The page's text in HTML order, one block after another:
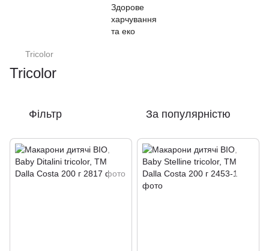
Tricolor
Tricolor
Фільтр За популярністю